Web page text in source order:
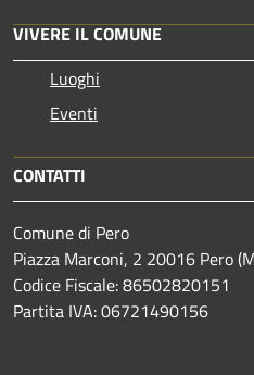
VIVERE IL COMUNE
Luoghi
Eventi
CONTATTI
Comune di Pero
Piazza Marconi, 2 20016 Pero
Codice Fiscale: 86502820151
Partita IVA: 06721490156